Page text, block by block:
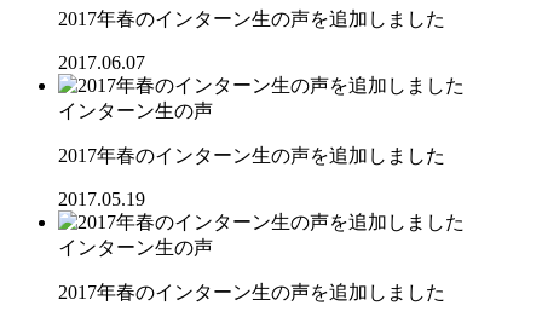
2017年春のインターン生の声を追加しました
2017.06.07
インターン生の声
2017年春のインターン生の声を追加しました
2017.05.19
インターン生の声
2017年春のインターン生の声を追加しました